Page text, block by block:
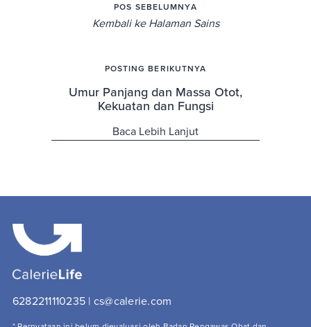
POS SEBELUMNYA
Kembali ke Halaman Sains
POSTING BERIKUTNYA
Umur Panjang dan Massa Otot,
Kekuatan dan Fungsi
Baca Lebih Lanjut
6282211110235 | cs@calerie.com